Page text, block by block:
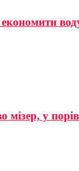
економити
мізер, у